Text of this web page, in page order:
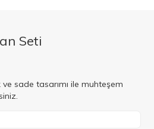
Seti
ve sade tasarımı ile muhteşem